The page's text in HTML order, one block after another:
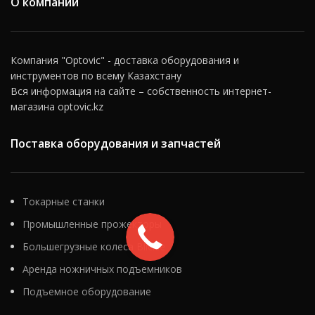
термостойких прожекторах,
позволяют им работать
эффективно при
минимальном
длительной эксплуатации в
нагрузки. Прожекторы
равномерное освещение
больших площадей и могут
использоваться для
осветительных задач разного
масштаба — от локального
освещения отдельных
рабочих зон до
комплексного освещения
Компания "Optovic" - доставка оборудования и
инструментов по всему Казахстану
Вся информация на сайте – собственность интернет-
магазина optovic.kz
Поставка оборудования и запчастей
Токарные станки
Промышленные прожекторы
Большегрузные колеса Blickle
Аренда ножничных подъемников
Подъемное оборудование